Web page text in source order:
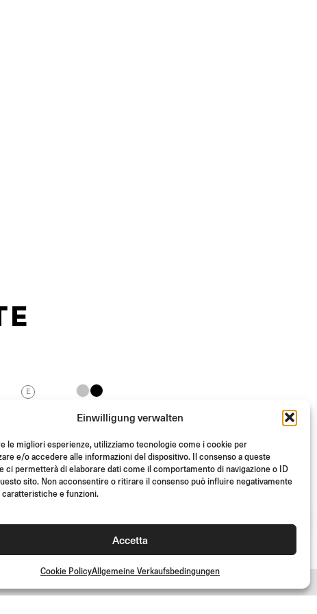
Einwilligung verwalten
le migliori esperienze, utilizziamo tecnologie come i cookie per
e/o accedere alle informazioni del dispositivo. Il consenso a queste
ci permetterà di elaborare dati come il comportamento di navigazione o ID
sito. Non acconsentire o ritirare il consenso può influire negativamente
caratteristiche e funzioni.
Accetta
Cookie PolicyAllgemeine Verkaufsbedingungen
E
REVERSE RETRO
End Mount
Aus €145.00 (Pro Stk.)